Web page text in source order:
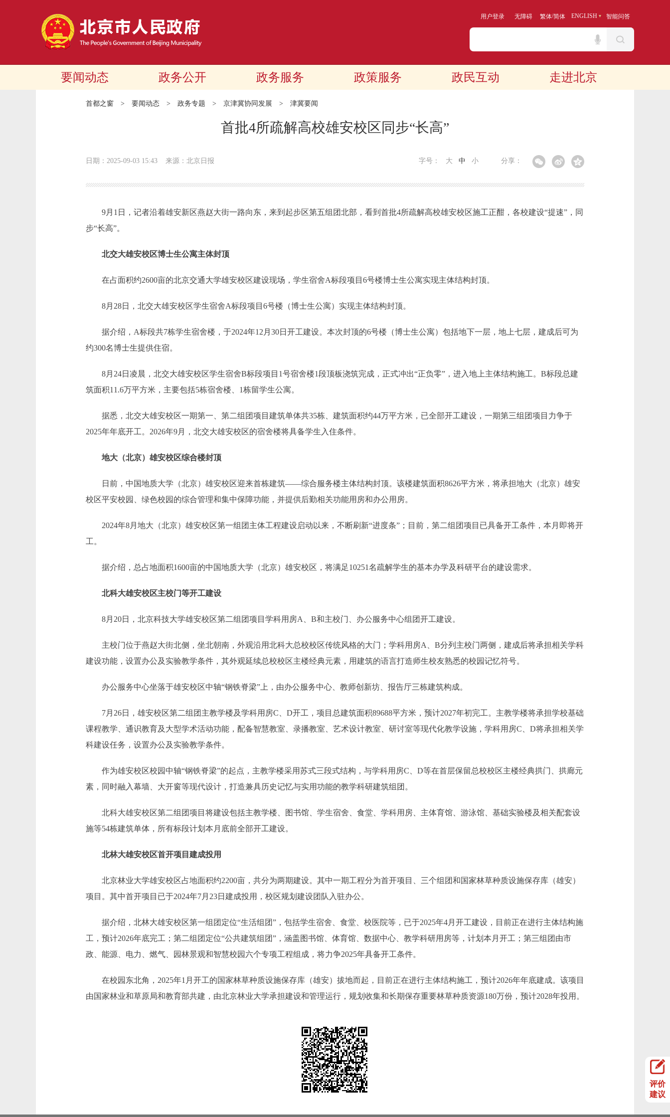
用户登录 无障碍 繁体/简体 ENGLISH 智能问答
要闻动态 政务公开 政务服务 政策服务 政民互动 走进北京
首都之窗 > 要闻动态 > 政务专题 > 京津冀协同发展 > 津冀要闻
首批4所疏解高校雄安校区同步“长高”
日期：2025-09-03 15:43 来源：北京日报 分享：
字号： 大 中 小
9月1日，记者沿着雄安新区燕赵大街一路向东，来到起步区第五组团北部，看到首批4所疏解高校雄安校区施工正酣，各校建设“提速”，同
步“长高”。
北交大雄安校区博士生公寓主体封顶
在占面积约2600亩的北京交通大学雄安校区建设现场，学生宿舍A标段项目6号楼博士生公寓实现主体结构封顶。
8月28日，北交大雄安校区学生宿舍A标段项目6号楼（博士生公寓）实现主体结构封顶。
据介绍，A标段共7栋学生宿舍楼，于2024年12月30日开工建设。本次封顶的6号楼（博士生公寓）包括地下一层，地上七层，建成后可为
约300名博士生提供住宿。
8月24日凌晨，北交大雄安校区学生宿舍B标段项目1号宿舍楼1段顶板浇筑完成，正式冲出“正负零”，进入地上主体结构施工。B标段总建
筑面积11.6万平方米，主要包括5栋宿舍楼、1栋留学生公寓。
据悉，北交大雄安校区一期第一、第二组团项目建筑单体共35栋、建筑面积约44万平方米，已全部开工建设，一期第三组团项目力争于
2025年年底开工。2026年9月，北交大雄安校区的宿舍楼将具备学生入住条件。
地大（北京）雄安校区综合楼封顶
日前，中国地质大学（北京）雄安校区迎来首栋建筑——综合服务楼主体结构封顶。该楼建筑面积8626平方米，将承担地大（北京）雄安
校区平安校园、绿色校园的综合管理和集中保障功能，并提供后勤相关功能用房和办公用房。
2024年8月地大（北京）雄安校区第一组团主体工程建设启动以来，不断刷新“进度条”；目前，第二组团项目已具备开工条件，本月即将开
工。
据介绍，总占地面积1600亩的中国地质大学（北京）雄安校区，将满足10251名疏解学生的基本办学及科研平台的建设需求。
北科大雄安校区主校门等开工建设
8月20日，北京科技大学雄安校区第二组团项目学科用房A、B和主校门、办公服务中心组团开工建设。
主校门位于燕赵大街北侧，坐北朝南，外观沿用北科大总校校区传统风格的大门；学科用房A、B分列主校门两侧，建成后将承担相关学科
建设功能，设置办公及实验教学条件，其外观延续总校校区主楼经典元素，用建筑的语言打造师生校友熟悉的校园记忆符号。
办公服务中心坐落于雄安校区中轴“钢铁脊梁”上，由办公服务中心、教师创新坊、报告厅三栋建筑构成。
7月26日，雄安校区第二组团主教学楼及学科用房C、D开工，项目总建筑面积89688平方米，预计2027年初完工。主教学楼将承担学校基础
课程教学、通识教育及大型学术活动功能，配备智慧教室、录播教室、艺术设计教室、研讨室等现代化教学设施，学科用房C、D将承担相关学
科建设任务，设置办公及实验教学条件。
作为雄安校区校园中轴“钢铁脊梁”的起点，主教学楼采用苏式三段式结构，与学科用房C、D等在首层保留总校校区主楼经典拱门、拱廊元
素，同时融入幕墙、大开窗等现代设计，打造兼具历史记忆与实用功能的教学科研建筑组团。
北科大雄安校区第二组团项目将建设包括主教学楼、图书馆、学生宿舍、食堂、学科用房、主体育馆、游泳馆、基础实验楼及相关配套设
施等54栋建筑单体，所有标段计划本月底前全部开工建设。
北林大雄安校区首开项目建成投用
北京林业大学雄安校区占地面积约2200亩，共分为两期建设。其中一期工程分为首开项目、三个组团和国家林草种质设施保存库（雄安）
项目。其中首开项目已于2024年7月23日建成投用，校区规划建设团队入驻办公。
据介绍，北林大雄安校区第一组团定位“生活组团”，包括学生宿舍、食堂、校医院等，已于2025年4月开工建设，目前正在进行主体结构施
工，预计2026年底完工；第二组团定位“公共建筑组团”，涵盖图书馆、体育馆、数据中心、教学科研用房等，计划本月开工；第三组团由市
政、能源、电力、燃气、园林景观和智慧校园六个专项工程组成，将力争2025年具备开工条件。
在校园东北角，2025年1月开工的国家林草种质设施保存库（雄安）拔地而起，目前正在进行主体结构施工，预计2026年年底建成。该项目
由国家林业和草原局和教育部共建，由北京林业大学承担建设和管理运行，规划收集和长期保存重要林草种质资源180万份，预计2028年投用。
评价
建议